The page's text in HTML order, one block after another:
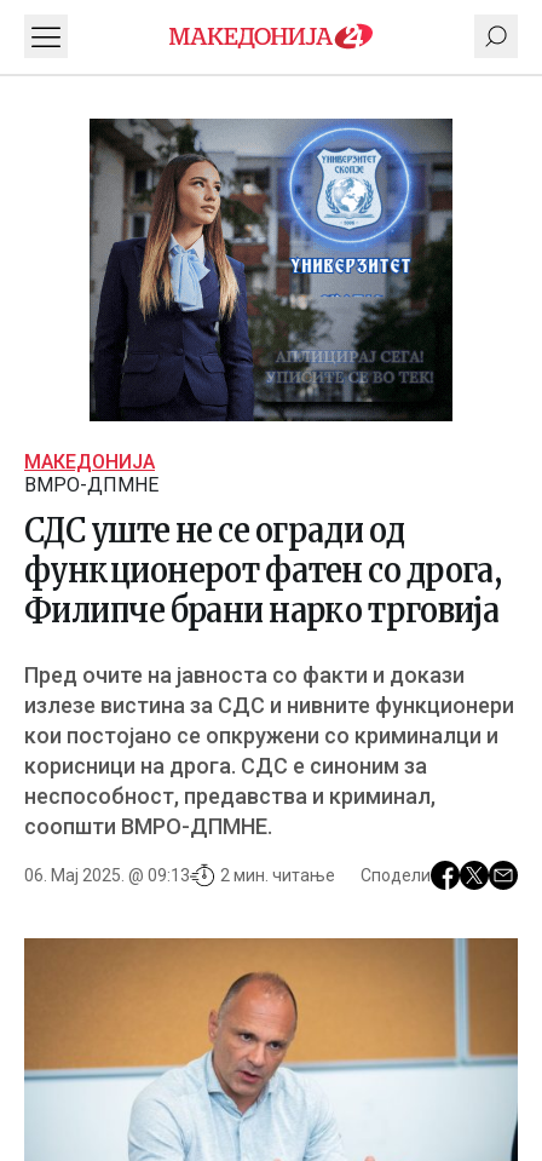
МАКЕДОНИЈА
ВМРО-ДПМНЕ
СДС уште не се огради од
функционерот фатен со дрога,
Филипче брани нарко трговија
Пред очите на јавноста со факти и докази
излезе вистина за СДС и нивните функционери
кои постојано се опкружени со криминалци и
корисници на дрога. СДС е синоним за
неспособност, предавства и криминал,
соопшти ВМРО-ДПМНЕ.
06. Мај 2025. @ 09:13 2 мин. читање Сподели